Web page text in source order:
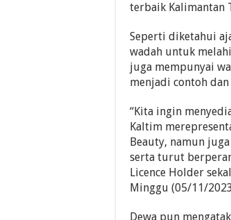
terbaik Kalimantan
Seperti diketahui
wadah untuk
juga mempunyai
menjadi contoh
“Kita ingin
Kaltim
Beauty, namun
serta turut
Licence Holder
Minggu (05/11/
Dewa pun